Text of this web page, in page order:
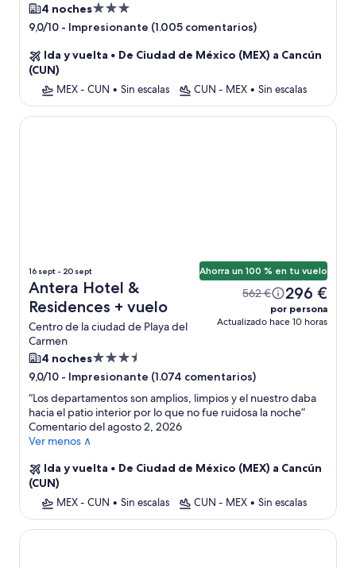
4 nochesAlojamiento
de
9,0/10 - Impresionante (1.005 comentarios)
Ida y vuelta • De Ciudad de México (MEX) a Cancún
(CUN)
MEX - CUN • Sin escalas CUN - MEX • Sin escalas
16 sept - 20 sept
Antera Hotel &
Residences + vuelo
Centro de la ciudad de Playa del
Carmen
Ahorra un 100 % en tu vuelo
562 € 296 €
por persona
Actualizado hace 10 horas
4 nochesAlojamiento
de
3.5 estrellas
9,0/10 - Impresionante (1.074 comentarios)
“Los departamentos son amplios, limpios y el nuestro daba
hacia el patio interior por lo que no fue ruidosa la noche”
Comentario del agosto 2, 2026
Ver menos ∧
Ida y vuelta • De Ciudad de México (MEX) a Cancún
(CUN)
MEX - CUN • Sin escalas CUN - MEX • Sin escalas
Antera Hotel & Residences
Quinta Margarita, Boho Chic Hotel